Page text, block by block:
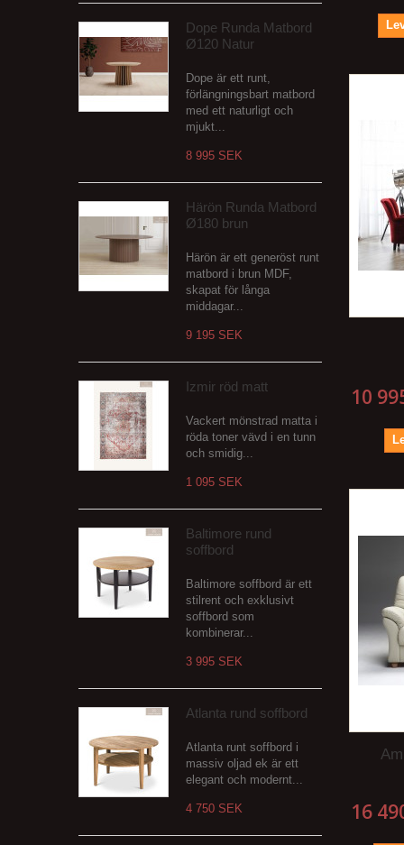
Dope Runda Matbord
Ø120 Natur
Dope är ett runt,
förlängningsbart matbord
med ett naturligt och
mjukt...
8 995 SEK
Härön Runda Matbord
Ø180 brun
Härön är ett generöst runt
matbord i brun MDF,
skapat för långa
middagar...
9 195 SEK
Izmir röd matt
Vackert mönstrad matta i
röda toner vävd i en tunn
och smidig...
1 095 SEK
Baltimore rund
soffbord
Baltimore soffbord är ett
stilrent och exklusivt
soffbord som
kombinerar...
3 995 SEK
Atlanta rund soffbord
Atlanta runt soffbord i
massiv oljad ek är ett
elegant och modernt...
4 750 SEK
10
16